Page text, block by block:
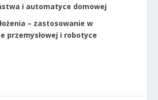
i automatyce domowej
– zastosowanie w
przemysłowej i robotyce